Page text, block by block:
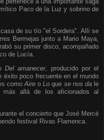
Paco de la Luz y sobrino de
de su tío "el Sordera". Allí se
Bermejas junto a Mario Maya,
su primer disco, acompañado
de Lucía.
Del amanecer, producido por el
éxito poco frecuente en el mundo
comoAireoLo que se nos dale
más allá de los aficionados al
el concierto que José Mercé
festival Rivas Flamenca.